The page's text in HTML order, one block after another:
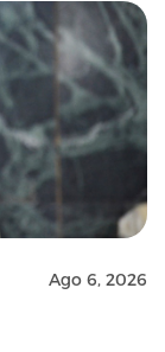
Ago 6, 2026